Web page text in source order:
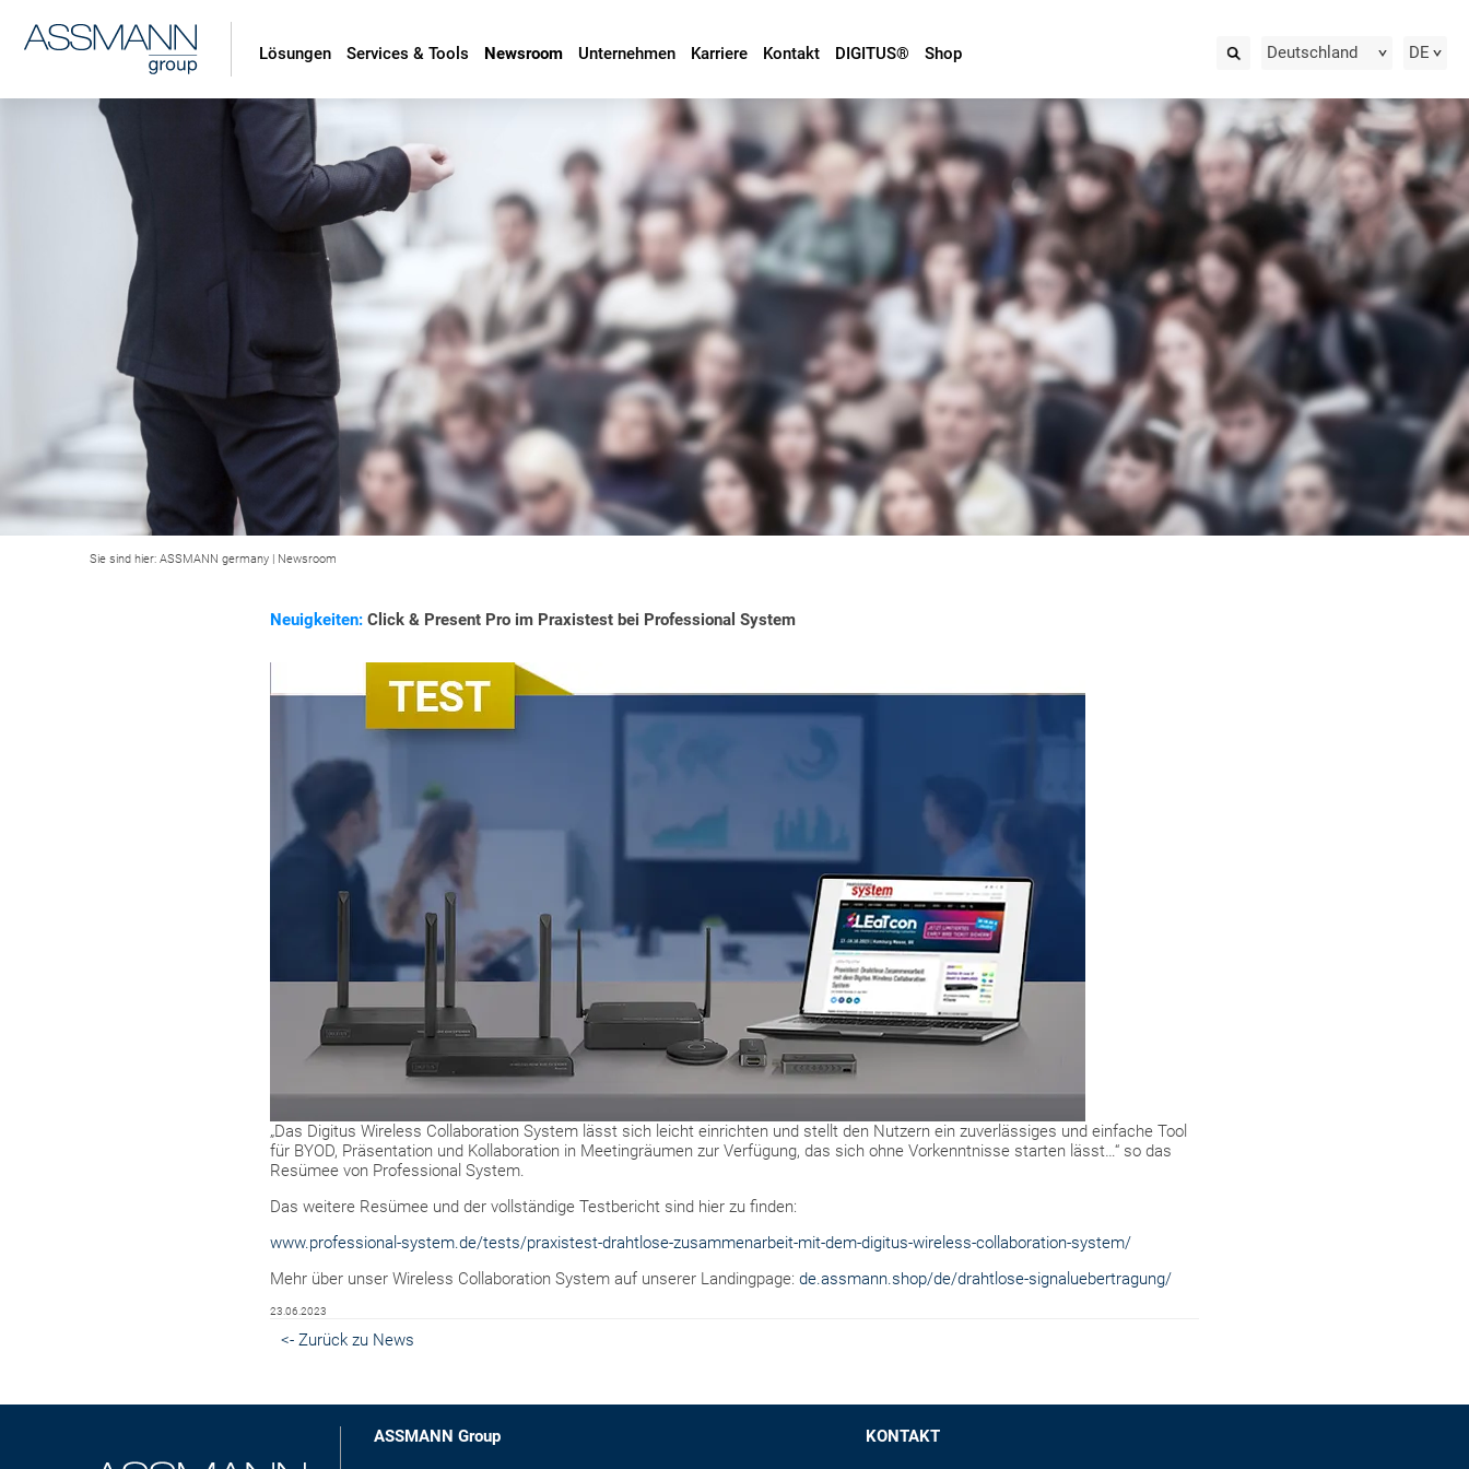
Deutschland DE
Lösungen Services & Tools Newsroom Unternehmen Karriere Kontakt DIGITUS® Shop
Sie sind hier: ASSMANN germany | Newsroom
Neuigkeiten: Click & Present Pro im Praxistest bei Professional System
„Das Digitus Wireless Collaboration System lässt sich leicht einrichten und stellt den Nutzern ein zuverlässiges und einfache Tool
für BYOD, Präsentation und Kollaboration in Meetingräumen zur Verfügung, das sich ohne Vorkenntnisse starten lässt…“ so das
Resümee von Professional System.
Das weitere Resümee und der vollständige Testbericht sind hier zu finden:
www.professional-system.de/tests/praxistest-drahtlose-zusammenarbeit-mit-dem-digitus-wireless-collaboration-system/
Mehr über unser Wireless Collaboration System auf unserer Landingpage: de.assmann.shop/de/drahtlose-signaluebertragung/
23.06.2023
<- Zurück zu News
ASSMANN Group KONTAKT